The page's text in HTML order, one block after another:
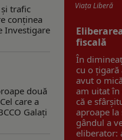
trafic
conținea
Investigare
două
care a
Galați
Viaţa Liberă
fiscală
În
cu o
avut o
am uitat în
că e
aproape
gândul a
eliberator: